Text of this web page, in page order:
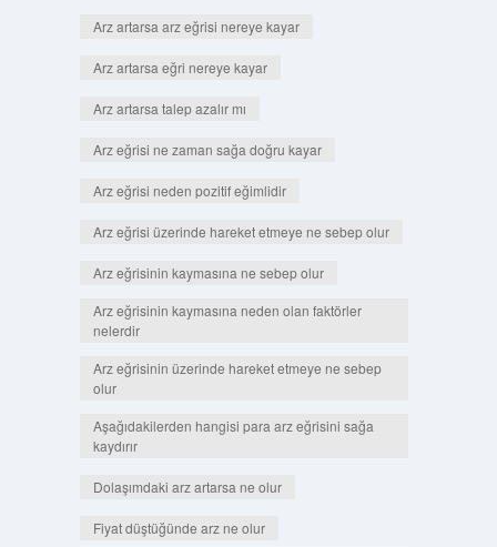
Arz artarsa arz eğrisi nereye kayar
Arz artarsa eğri nereye kayar
Arz artarsa talep azalır mı
Arz eğrisi ne zaman sağa doğru kayar
Arz eğrisi neden pozitif eğimlidir
Arz eğrisi üzerinde hareket etmeye ne sebep olur
Arz eğrisinin kaymasına ne sebep olur
Arz eğrisinin kaymasına neden olan faktörler
nelerdir
Arz eğrisinin üzerinde hareket etmeye ne sebep
olur
Aşağıdakilerden hangisi para arz eğrisini sağa
kaydırır
Dolaşımdaki arz artarsa ne olur
Fiyat düştüğünde arz ne olur